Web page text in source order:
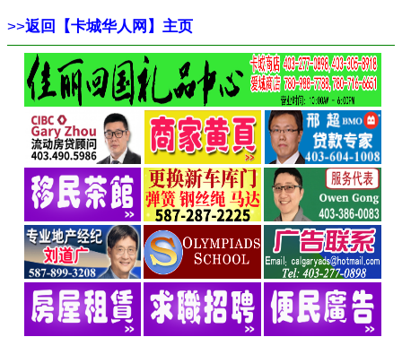
>>返回【卡城华人网】主页